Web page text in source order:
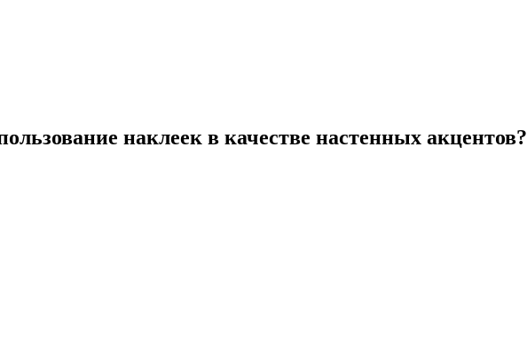
наклеек в качестве настенных акцентов?